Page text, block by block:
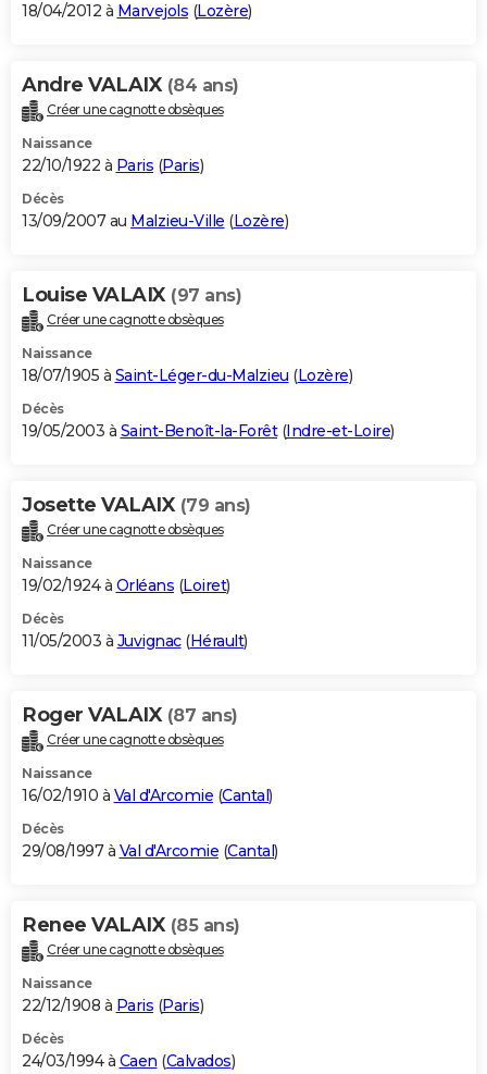
18/04/2012 à Marvejols (Lozère)
Andre VALAIX (84 ans)
Créer une cagnotte obsèques
Naissance
22/10/1922 à Paris (Paris)
Décès
13/09/2007 au Malzieu-Ville (Lozère)
Louise VALAIX (97 ans)
Créer une cagnotte obsèques
Naissance
18/07/1905 à Saint-Léger-du-Malzieu (Lozère)
Décès
19/05/2003 à Saint-Benoît-la-Forêt(Indre-et-Loire)
Josette VALAIX (79 ans)
Créer une cagnotte obsèques
Naissance
19/02/1924 à Orléans (Loiret)
Décès
11/05/2003 à Juvignac(Hérault)
Roger VALAIX (87 ans)
Créer une cagnotte obsèques
Naissance
16/02/1910 à Val d'Arcomie (Cantal)
Décès
29/08/1997 à Val d'Arcomie (Cantal)
Renee VALAIX (85 ans)
Créer une cagnotte obsèques
Naissance
22/12/1908 à Paris (Paris)
Décès
24/03/1994 à Caen (Calvados)